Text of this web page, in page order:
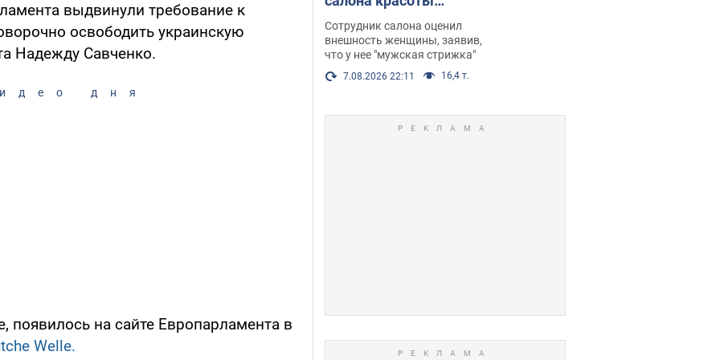
выдвинули требование к
освободить украинскую
Надежду Савченко.
дня
появилось на сайте Европарламента в
Welle.
оскорбил женщину
после химиотерапии,
разгорелся скандал.
Фото
Сотрудник салона оценил
внешность женщины, заявив,
что у нее "мужская стрижка"
7.08.2026 22:11 16,4 т.